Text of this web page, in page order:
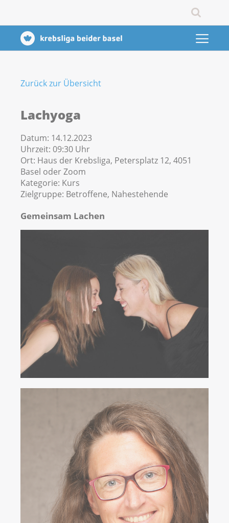
Zurück zur Übersicht
Lachyoga
Datum: 14.12.2023
Uhrzeit: 09:30 Uhr
Ort: Haus der Krebsliga, Petersplatz 12, 4051
Basel oder Zoom
Kategorie: Kurs
Zielgruppe: Betroffene, Nahestehende
Gemeinsam Lachen